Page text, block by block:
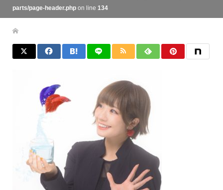
parts/page-header.phpon line 134